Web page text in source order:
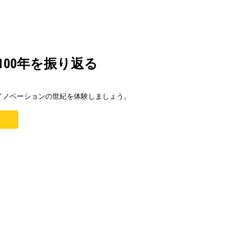
年を振り返る
ベーションの世紀を体験しましょう。